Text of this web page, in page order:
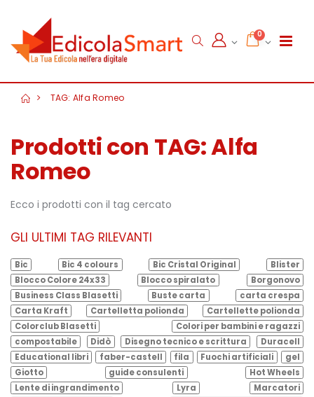
0
TAG: Alfa Romeo
Prodotti con TAG: Alfa
Romeo
Ecco i prodotti con il tag cercato
GLI ULTIMI TAG RILEVANTI
Bic Bic 4 colours Bic Cristal Original
Blister
Blocco Colore 24x33
Blocco spiralato
Borgonovo
Business Class Blasetti
Buste carta
carta crespa
Carta Kraft
Cartelletta polionda
Cartellette polionda
Colorclub Blasetti
Colori per bambini e ragazzi
compostabile
Didò Disegno tecnico e scrittura
Duracell
Educational libri
faber-castell fila Fuochi artificiali
gel
Giotto
guide consulenti
Hot Wheels
Lente di ingrandimento
Lyra
Marcatori